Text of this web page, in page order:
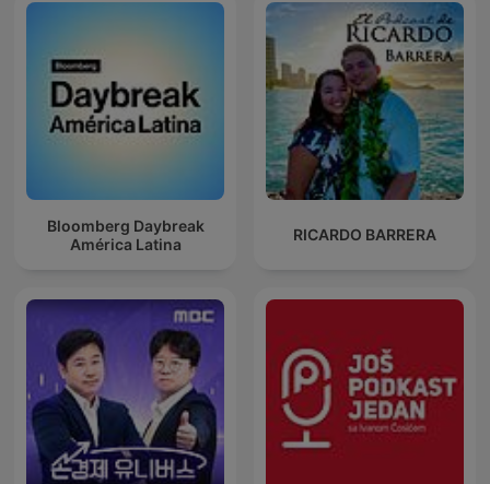
Bloomberg Daybreak
América Latina
RICARDO BARRERA